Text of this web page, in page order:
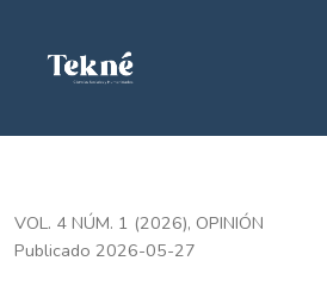
Un análisis jurídico al
VOL. 4 NÚM. 1 (2026), OPINIÓN
Publicado 2026-05-27